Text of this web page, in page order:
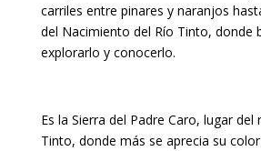
carriles entre pinares y naranjos
del Nacimiento del Río Tinto, donde
explorarlo y conocerlo.
Es la Sierra del Padre Caro, lugar
Tinto, donde más se aprecia su